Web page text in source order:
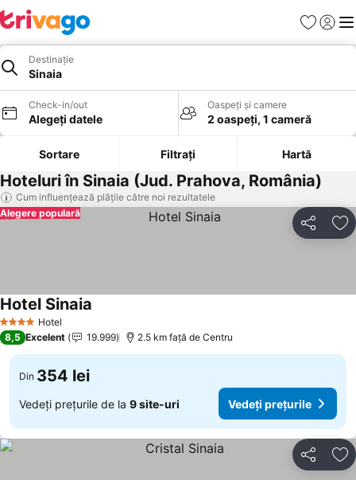
Favorite
Destinație
Sinaia
Check-in/out
Alegeți datele
Oaspeți și camere
2 oaspeți, 1 cameră
Sortare Filtrați Hartă
Hoteluri în Sinaia (Jud. Prahova, România)
Cum influențează plățile către noi rezultatele
Distribuiți
Alegere populară
4 Stele Hotel
Hotel Sinaia
8,5 Excelent 19.999 2.5 km faţă de Centru
Din 354 lei
Vedeți prețurile de la 9 site-uri Vedeți prețurile
Distribuiți